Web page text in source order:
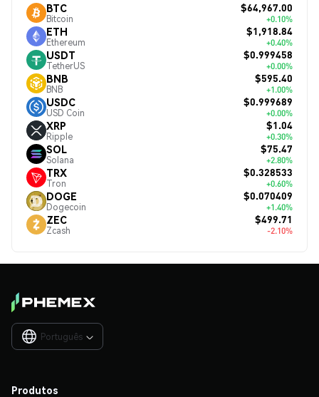
BTC
Bitcoin
$64,967.00
+0.10%
ETH
Ethereum
$1,918.84
+0.40%
USDT
TetherUS
$0.999458
+0.00%
BNB
BNB
$595.40
+1.00%
USDC
USD Coin
$0.999689
+0.00%
XRP
Ripple
$1.04
+0.30%
SOL
Solana
$75.47
+2.80%
TRX
Tron
$0.328533
+0.60%
DOGE
Dogecoin
$0.070409
+1.40%
ZEC
Zcash
$499.71
-2.10%
Português 
Produtos